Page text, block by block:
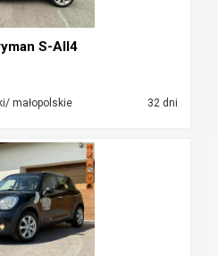
S-All4
małopolskie 32 dni